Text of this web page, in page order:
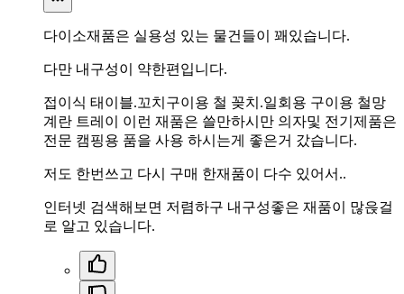
다이소재품은 실용성 있는 물건들이 꽤있습니다.
다만 내구성이 약한편입니다.
접이식 태이블.꼬치구이용 철 꽂치.일회용 구이용 철망
계란 트레이 이런 재품은 쓸만하시만 의자및 전기제품은
전문 캠핑용 품을 사용 하시는게 좋은거 갔습니다.
저도 한번쓰고 다시 구매 한재품이 다수 있어서..
인터넷 검색해보면 저렴하구 내구성좋은 재품이 많읁걸
로 알고 있습니다.